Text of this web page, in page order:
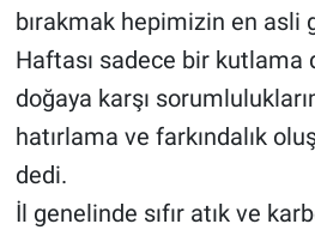
bırakmak hepimizin en asli
Haftası sadece bir kutlama
doğaya karşı
hatırlama ve farkındalık
dedi.
İl genelinde sıfır atık ve